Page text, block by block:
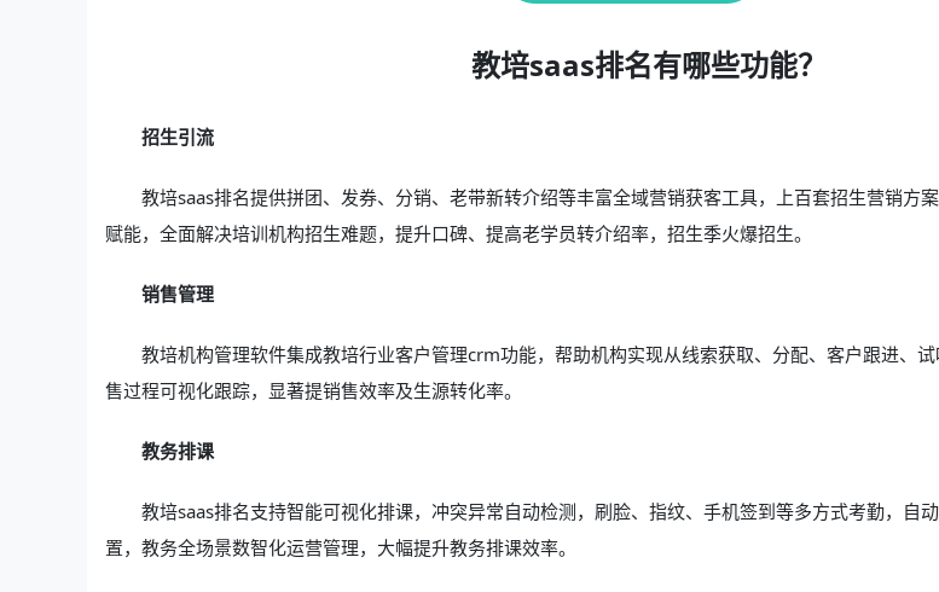
教培saas排名有哪些功能？
招生引流
教培saas排名提供拼团、发券、分销、老带新转介绍等丰富全域营销获客工具，上百套招生营销方
赋能，全面解决培训机构招生难题，提升口碑、提高老学员转介绍率，招生季火爆招生。
销售管理
教培机构管理软件集成教培行业客户管理crm功能，帮助机构实现从线索获取、分配、客户跟进、
售过程可视化跟踪，显著提销售效率及生源转化率。
教务排课
教培saas排名支持智能可视化排课，冲突异常自动检测，刷脸、指纹、手机签到等多方式考勤，自
置，教务全场景数智化运营管理，大幅提升教务排课效率。